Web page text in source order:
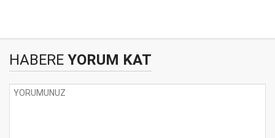
HABERE YORUM KAT